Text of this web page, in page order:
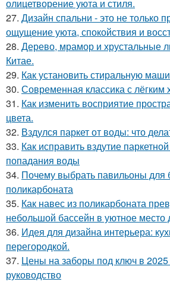
олицетворение уюта и стиля.
27. Дизайн спальни - это не только
ощущение уюта, спокойствия и
28. Дерево, мрамор и хрустальные
Китае.
29. Как установить стиральную
30. Современная классика с лёгким
31. Как изменить восприятие
цвета.
32. Вздулся паркет от воды: что
33. Как исправить вздутие
попадания воды
34. Почему выбрать павильоны для
поликарбоната
35. Как навес из поликарбоната
небольшой бассейн в уютное место
36. Идея для дизайна интерьера:
перегородкой.
37. Цены на заборы под ключ в 2025
руководство